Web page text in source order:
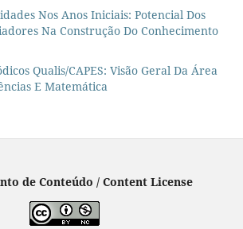
Nos Anos Iniciais: Potencial Dos
Na Construção Do Conhecimento
Qualis/CAPES: Visão Geral Da Área
E Matemática
de Conteúdo / Content License